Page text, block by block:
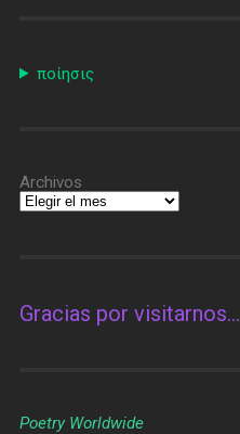
ποίησις
Archivos
Gracias por visitarnos…
Poetry Worldwide